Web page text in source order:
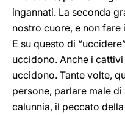
ingannati. La seconda
nostro cuore, e non fare
E su questo di
uccidono. Anche i
uccidono. Tante volte,
persone, parlare male
calunnia, il peccato